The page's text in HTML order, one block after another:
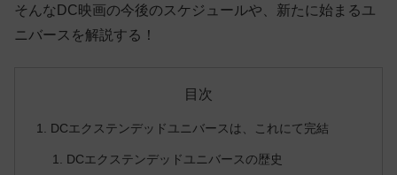
そんなDC映画の今後のスケジュールや、新たに始まるユ
ニバースを解説する！
目次
DCエクステンデッドユニバースは、これにて完結
DCエクステンデッドユニバースの歴史